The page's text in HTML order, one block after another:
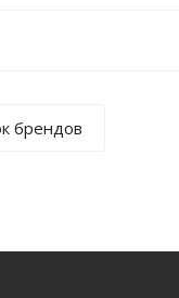
брендов